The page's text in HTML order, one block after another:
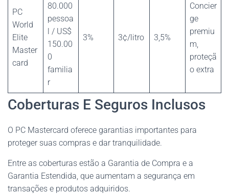
PC
World
Elite
Master
card
80.000
pessoa
l / US$
150.00
0
familia
r
3% 3¢/litro 3,5%
Concier
ge
premiu
m,
proteçã
o extra
Coberturas E Seguros Inclusos
O PC Mastercard oferece garantias importantes para
proteger suas compras e dar tranquilidade.
Entre as coberturas estão a Garantia de Compra e a
Garantia Estendida, que aumentam a segurança em
transações e produtos adquiridos.